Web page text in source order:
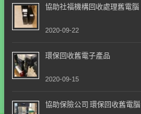
協助社福機構回收處理舊電腦
2020-09-22
環保回收舊電子產品
2020-09-15
協助保險公司 環保回收舊電腦